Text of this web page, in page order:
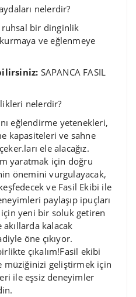
nelerdir?
bir dinginlik
ve eğlenmeye
SAPANCA FASIL
nelerdir?
eğlendirme yetenekleri,
kapasiteleri ve sahne
ele alacağız.
yaratmak için doğru
önemini vurgulayacak,
ve Fasil Ekibi ile
paylaşıp ipuçları
yeni bir soluk getiren
kalacak
öne çıkıyor.
çıkalım!Fasil ekibi
müziğinizi geliştirmek için
ile eşsiz deneyimler